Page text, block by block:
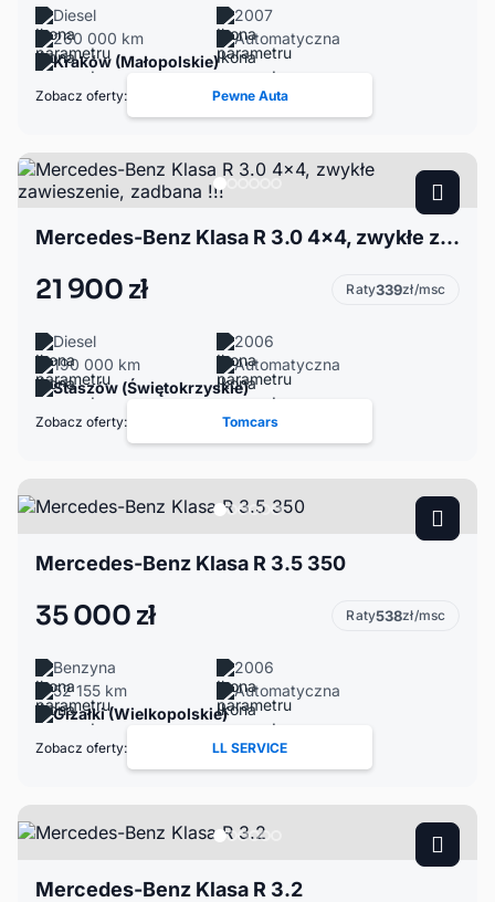
Diesel
2007
260 000 km
Automatyczna
Kraków (Małopolskie)
Zobacz oferty: Pewne Auta
Mercedes-Benz Klasa R 3.0 4x4, zwykłe zawieszenie, zadbana !!!
21 900 zł Raty339zł/msc
Diesel
2006
190 000 km
Automatyczna
Staszów (Świętokrzyskie)
Zobacz oferty: Tomcars
Mercedes-Benz Klasa R 3.5 350
35 000 zł Raty538zł/msc
Benzyna
2006
52 155 km
Automatyczna
Gizałki (Wielkopolskie)
Zobacz oferty: LL SERVICE
Mercedes-Benz Klasa R 3.2